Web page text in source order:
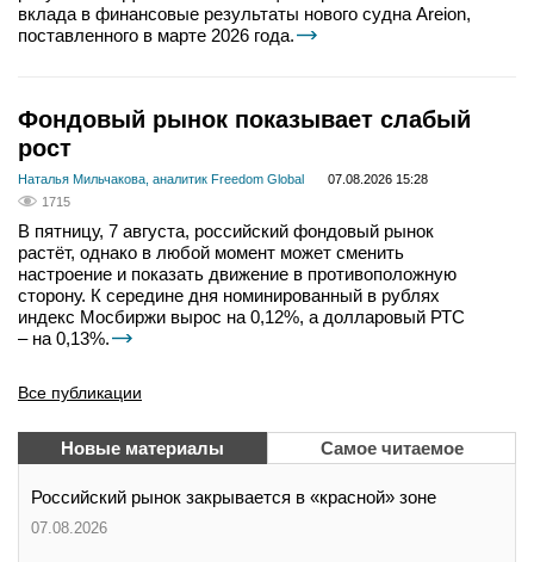
вклада в финансовые результаты нового судна Areion,
поставленного в марте 2026 года.
Фондовый рынок показывает слабый
рост
Наталья Мильчакова, аналитик Freedom Global
07.08.2026 15:28
1715
В пятницу, 7 августа, российский фондовый рынок
растёт, однако в любой момент может сменить
настроение и показать движение в противоположную
сторону. К середине дня номинированный в рублях
индекс Мосбиржи вырос на 0,12%, а долларовый РТС
– на 0,13%.
Все публикации
Новые материалы Самое читаемое
Российский рынок закрывается в «красной» зоне
07.08.2026